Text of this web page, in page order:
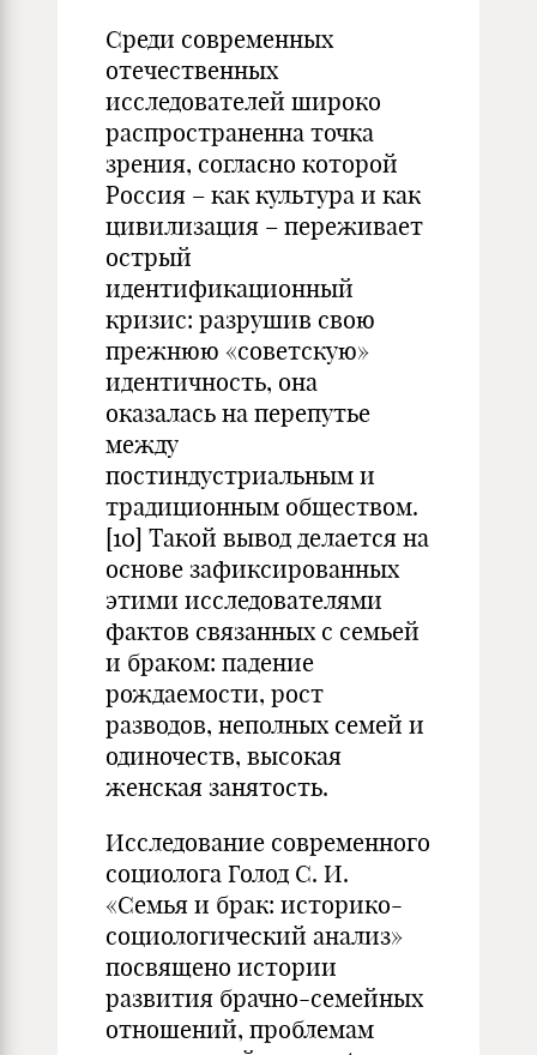
Среди современных
отечественных
исследователей широко
распространенна точка
зрения, согласно которой
Россия – как культура и как
цивилизация – переживает
острый
идентификационный
кризис: разрушив свою
прежнюю «советскую»
идентичность, она
оказалась на перепутье
между
постиндустриальным и
традиционным обществом.
[10] Такой вывод делается на
основе зафиксированных
этими исследователями
фактов связанных с семьей
и браком: падение
рождаемости, рост
разводов, неполных семей и
одиночеств, высокая
женская занятость.
Исследование современного
социолога Голод С. И.
«Семья и брак: историко-
социологический анализ»
посвящено истории
развития брачно-семейных
отношений, проблемам